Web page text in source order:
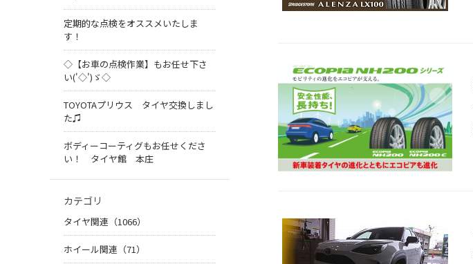
定期的な点検をオススメいたしま
す！
◇【お車の点検作業】もお任せ下さ
い('◇')ゞ◇
TOYOTAプリウス タイヤ交換しまし
た♫
ボディーコーティグもお任せくださ
い！ タイヤ館 本庄
カテゴリ
タイヤ関連（1066）
ホイール関連（71）